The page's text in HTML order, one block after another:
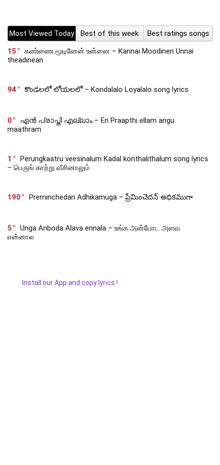
Most Viewed Today Best of this week
Best ratings songs
15
கண்ணை மூடினேன் உன்னை – Kannai Moodinen Unnai
theadinean
94 కొండలలో లోయలలో – Kondalalo Loyalalo song lyrics
0
എൻ പ്രാപ്തി എല്ലാം – En Praapthi ellam angu
maathram
1
Perungkaatru veesinalum Kadal konthalithalum song lyrics
– பெருங் காற்று வீசினாலும்
190 Preminchedan Adhikamuga – ప్రేమించెదన్ అధికముగా
5
Unga Anboda Alava ennala – உங்க அன்போட அளவ
என்னால
Install our App and copy lyrics !